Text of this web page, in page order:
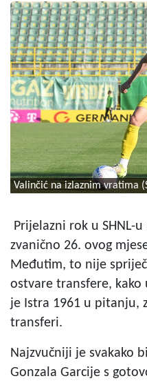
Valinčić na izlaznim vratima
Prijelazni rok u SHNL-
zvanično 26. ovog
Međutim, to nije
ostvare transfere, kako
je Istra 1961 u pitanju,
transferi.
Najzvučniji je svakako
Gonzala Garcije s